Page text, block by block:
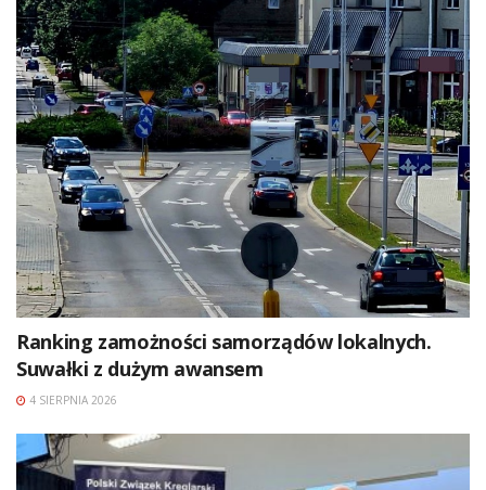
Ranking zamożności samorządów lokalnych.
Suwałki z dużym awansem
4 SIERPNIA 2026